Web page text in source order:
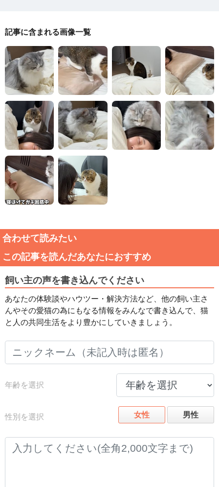
記事に含まれる画像一覧
合わせて読みたい
この記事を読んだあなたにおすすめ
飼い主の声を書き込んでください
あなたの体験談やハウツー・解決方法など、他の飼い主さ
んやその愛猫の為にもなる情報をみんなで書き込んで、猫
と人の共同生活をより豊かにしていきましょう。
年齢を選択
性別を選択 女性 男性